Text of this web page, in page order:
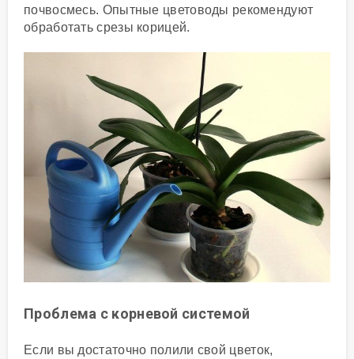
почвосмесь. Опытные цветоводы рекомендуют
обработать срезы корицей.
Проблема с корневой системой
Если вы достаточно полили свой цветок,